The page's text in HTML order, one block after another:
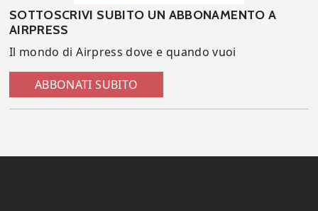
SOTTOSCRIVI SUBITO UN ABBONAMENTO A
AIRPRESS
Il mondo di Airpress dove e quando vuoi
ABBONATI SUBITO